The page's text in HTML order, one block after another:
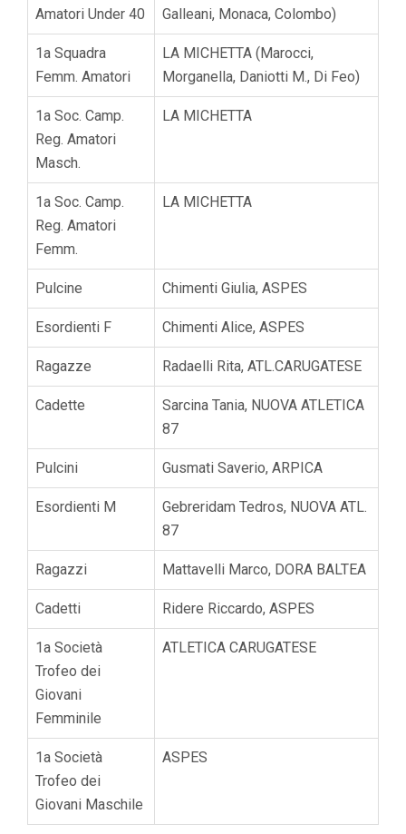
Amatori Under 40
Galleani, Monaca, Colombo)
1a Squadra
Femm. Amatori
LA MICHETTA (Marocci,
Morganella, Daniotti M., Di Feo)
1a Soc. Camp.
Reg. Amatori
Masch.
LA MICHETTA
1a Soc. Camp.
Reg. Amatori
Femm.
LA MICHETTA
Pulcine Chimenti Giulia, ASPES
Esordienti F Chimenti Alice, ASPES
Ragazze Radaelli Rita, ATL.CARUGATESE
Cadette
Sarcina Tania, NUOVA ATLETICA
87
Pulcini Gusmati Saverio, ARPICA
Esordienti M
Gebreridam Tedros, NUOVA ATL.
87
Ragazzi Mattavelli Marco, DORA BALTEA
Cadetti Ridere Riccardo, ASPES
1a Società
Trofeo dei
Giovani
Femminile
ATLETICA CARUGATESE
1a Società
Trofeo dei
Giovani Maschile
ASPES